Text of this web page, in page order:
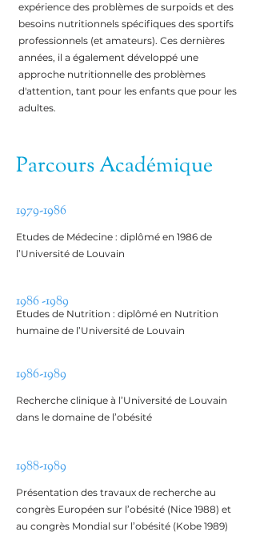
expérience des problèmes de surpoids et des
besoins nutritionnels spécifiques des sportifs
professionnels (et amateurs). Ces dernières
années, il a également développé une
approche nutritionnelle des problèmes
d'attention, tant pour les enfants que pour les
adultes.
Parcours Académique
1979-1986
Etudes de Médecine : diplômé en 1986 de
l’Université de Louvain
1986 -1989
Etudes de Nutrition : diplômé en Nutrition
humaine de l’Université de Louvain
1986-1989
Recherche clinique à l’Université de Louvain
dans le domaine de l’obésité
1988-1989
Présentation des travaux de recherche au
congrès Européen sur l’obésité (Nice 1988) et
au congrès Mondial sur l’obésité (Kobe 1989)